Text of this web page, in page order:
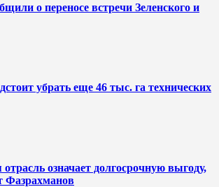
о переносе встречи Зеленского и
убрать еще 46 тыс. га технических
означает долгосрочную выгоду,
Фазрахманов